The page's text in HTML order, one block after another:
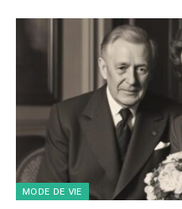
MODE DE VIE